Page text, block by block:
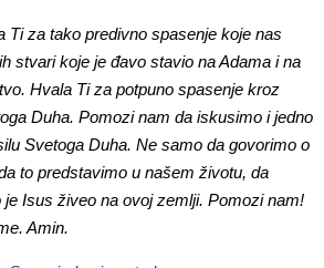
Ti za tako predivno spasenje koje nas
stvari koje je đavo stavio na Adama i na
Hvala Ti za potpuno spasenje kroz
Duha. Pomozi nam da iskusimo i jedno
Svetoga Duha. Ne samo da govorimo o
to predstavimo u našem životu, da
Isus živeo na ovoj zemlji. Pomozi nam!
Amin.